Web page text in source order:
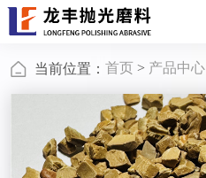
当前位置： 首页 > 产品中心